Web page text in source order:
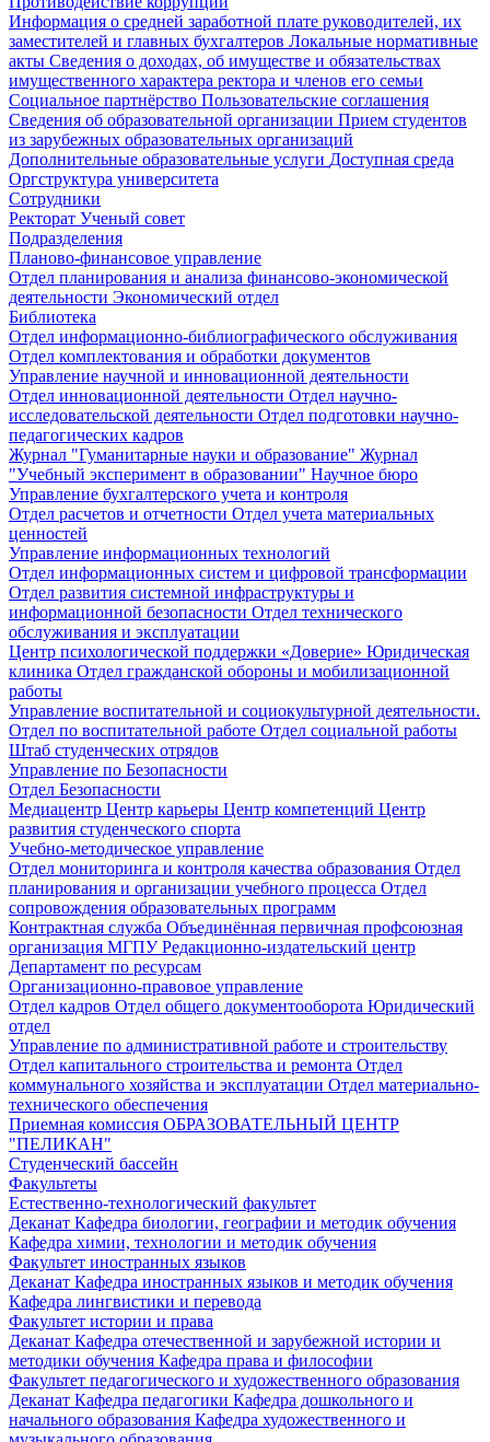
Информация о средней заработной плате руководителей, их
заместителей и главных бухгалтеров Локальные нормативные
акты Сведения о доходах, об имуществе и обязательствах
имущественного характера ректора и членов его семьи
Социальное партнёрство Пользовательские соглашения
Сведения об образовательной организации Прием студентов
из зарубежных образовательных организаций
Дополнительные образовательные услуги Доступная среда
Оргструктура университета
Сотрудники
Ректорат Ученый совет
Подразделения
Планово-финансовое управление
Отдел планирования и анализа финансово-экономической
деятельности Экономический отдел
Библиотека
Отдел информационно-библиографического обслуживания
Отдел комплектования и обработки документов
Управление научной и инновационной деятельности
Отдел инновационной деятельности Отдел научно-
исследовательской деятельности Отдел подготовки научно-
педагогических кадров
Журнал "Гуманитарные науки и образование" Журнал
"Учебный эксперимент в образовании" Научное бюро
Управление бухгалтерского учета и контроля
Отдел расчетов и отчетности Отдел учета материальных
ценностей
Управление информационных технологий
Отдел информационных систем и цифровой трансформации
Отдел развития системной инфраструктуры и
информационной безопасности Отдел технического
обслуживания и эксплуатации
Центр психологической поддержки «Доверие» Юридическая
клиника Отдел гражданской обороны и мобилизационной
работы
Управление воспитательной и социокультурной деятельности.
Отдел по воспитательной работе Отдел социальной работы
Штаб студенческих отрядов
Управление по Безопасности
Отдел Безопасности
Медиацентр Центр карьеры Центр компетенций Центр
развития студенческого спорта
Учебно-методическое управление
Отдел мониторинга и контроля качества образования Отдел
планирования и организации учебного процесса Отдел
сопровождения образовательных программ
Контрактная служба Объединённая первичная профсоюзная
организация МГПУРедакционно-издательский центр
Департамент по ресурсам
Организационно-правовое управление
Отдел кадров Отдел общего документооборота Юридический
отдел
Управление по административной работе и строительству
Отдел капитального строительства и ремонта Отдел
коммунального хозяйства и эксплуатации Отдел материально-
технического обеспечения
Приемная комиссия ОБРАЗОВАТЕЛЬНЫЙ ЦЕНТР
"ПЕЛИКАН"
Студенческий бассейн
Факультеты
Естественно-технологический факультет
Деканат Кафедра биологии, географии и методик обучения
Кафедра химии, технологии и методик обучения
Факультет иностранных языков
Деканат Кафедра иностранных языков и методик обучения
Кафедра лингвистики и перевода
Факультет истории и права
Деканат Кафедра отечественной и зарубежной истории и
методики обучения Кафедра права и философии
Факультет педагогического и художественного образования
Деканат Кафедра педагогики Кафедра дошкольного и
начального образования Кафедра художественного и